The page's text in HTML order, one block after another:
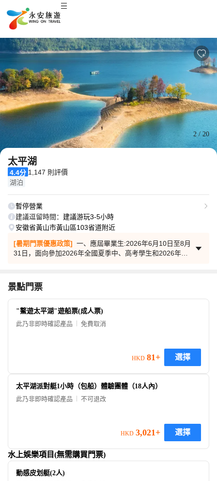
2/20
太平湖
4.4分 1,147 則評價
湖泊
暫停營業
建議逗留時間： 建議游玩3-5小時
安徽省黃山市黃山區103省道附近
[暑期門票優惠政策] 一、應屆畢業生:2026年6月10日至8月
31日，面向參加2026年全國夏季中、高考學生和2026年全
暑期旅遊市場
的在職教師享受景區首道門票半價優惠政策(不含船費)。
景點門票
"鰲遊太平湖"遊船票(成人票)
此乃非即時確認產品
免費取消
HKD 81+ 選擇
太平湖派對艇1小時（包船）體驗團體（18人內）
此乃非即時確認產品
不可退改
HKD 3,021+ 選擇
水上娛樂項目(無需購買門票)
動感皮划艇(2人)